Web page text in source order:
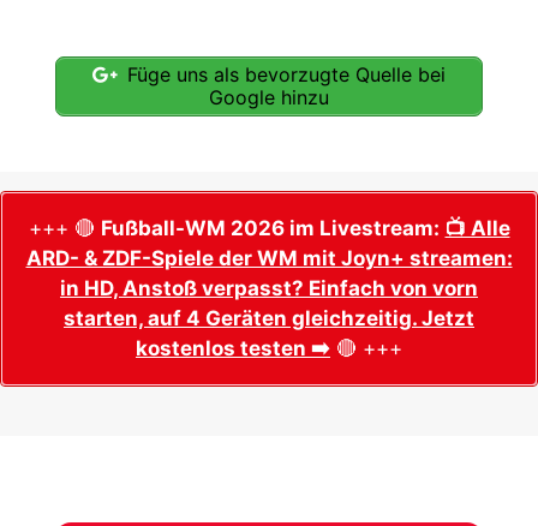
Füge uns als bevorzugte Quelle bei
Google hinzu
+++ 🔴 Fußball-WM 2026 im Livestream: 📺 Alle
ARD- & ZDF-Spiele der WM mit Joyn+ streamen:
in HD, Anstoß verpasst? Einfach von vorn
starten, auf 4 Geräten gleichzeitig. Jetzt
kostenlos testen ➡️ 🔴 +++